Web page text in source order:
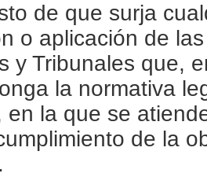
de que surja
o aplicación de
y Tribunales que,
la normativa
en la que se
de la